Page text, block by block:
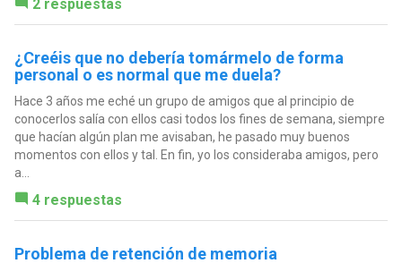
2 respuestas
¿Creéis que no debería tomármelo de forma
personal o es normal que me duela?
Hace 3 años me eché un grupo de amigos que al principio de
conocerlos salía con ellos casi todos los fines de semana, siempre
que hacían algún plan me avisaban, he pasado muy buenos
momentos con ellos y tal. En fin, yo los consideraba amigos, pero
a...
4 respuestas
Problema de retención de memoria